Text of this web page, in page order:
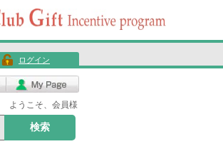
ログイン
ようこそ、会員様
検索